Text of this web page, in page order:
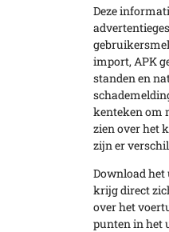
Deze
import, APK
standen en
kenteken om
zien over het
zijn er
Download het
krijg direct
over het
punten in het